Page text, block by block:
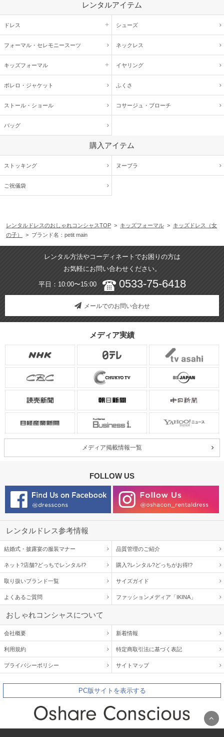
レンタルアイテム
ドレス シューズ
フォーマル・ セレモニースーツ ネックレス
キッズフォーマル イヤリング
ボレロ・ジャケット ふくさ
ストール・ショール コサージュ・ ブローチ
バッグ
購入アイテム
ストッキング ヌーブラ
ご祝儀袋
レンタルドレスのおしゃれコンシャスTOP > キッズフォーマル > キッズドレス（女
の子）
> ブランド名：petit main
レンタル方法やコーディネートでお困りの方は
お気軽にお問い合わせください。
平日：10:00〜15:00 0533-75-6418
メールでのお問い合わせ
メディア実績
メディア掲載情報一覧
FOLLOW US
レンタルドレス参考情報
結婚式・披露宴の服装マナー 品質管理のご紹介
ネット?店舗?どっちでレンタル!? 購入?レンタル?どっちがお得!?
取り扱いブランド一覧 サイズガイド
よくあるご質問 ファッションメディア「IKINA」
おしゃれコンシャスについて
会社概要 新着情報
利用規約 特定商取引法に基づく表記
プライバシーポリシー サイトマップ
PC版サイトを表示する